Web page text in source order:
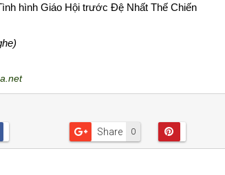
hình Giáo Hội trước Đệ Nhất Thế Chiến
0
Share